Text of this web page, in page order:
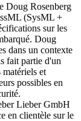
Doug Rosenberg
(SysML +
sur les
Doug
dans un contexte
fait partie d'un
matériels et
possibles en
Lieber GmbH
en clientèle sur le